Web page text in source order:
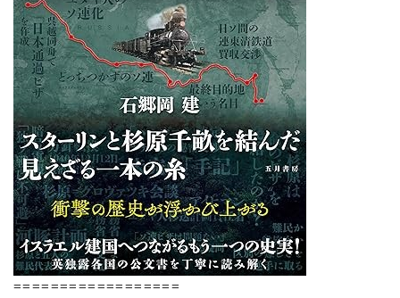
==================